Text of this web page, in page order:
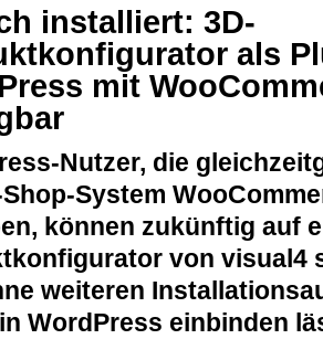
installiert: 3D-
als
mit
Nutzer, die
System
können zukünftig auf
von visual4
weiteren
WordPress einbinden